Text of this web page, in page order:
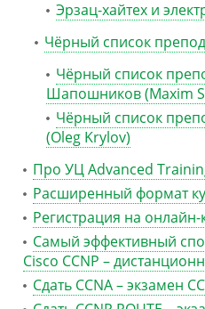
Эрзац-хайтех и
Чёрный список
Чёрный список
Шапошников (Maxim
Чёрный список
(Oleg Krylov)
Про УЦ Advanced
Расширенный формат
Регистрация на онлайн-
Самый эффективный
Cisco CCNP –
Сдать CCNA – экзамен